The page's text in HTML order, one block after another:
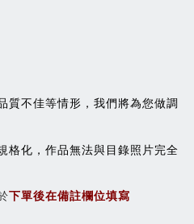
質不佳等情形，我們將為您做調
格化，作品無法與目錄照片完全
下單後在備註欄位填寫